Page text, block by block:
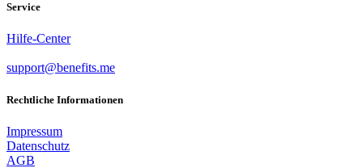
Service
Hilfe-Center
support@benefits.me
Rechtliche Informationen
Impressum
Datenschutz
AGB